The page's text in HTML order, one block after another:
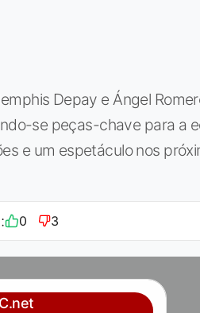
Depay e Ángel
se peças-chave para a
e um espetáculo nos
0 3